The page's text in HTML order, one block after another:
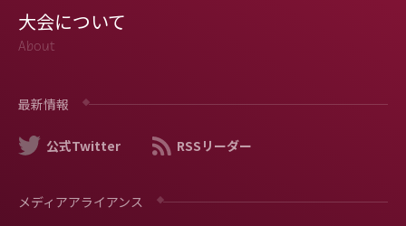
大会について
About
最新情報
公式Twitter RSSリーダー
メディアアライアンス